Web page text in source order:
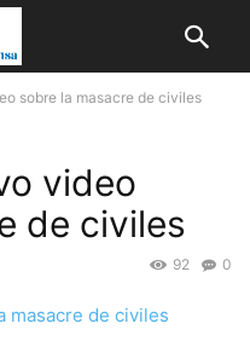
sobre la masacre de civiles
video
de civiles
0
92